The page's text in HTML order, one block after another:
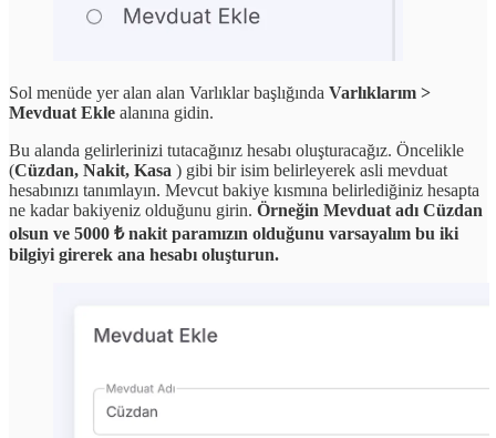
Sol menüde yer alan alan Varlıklar başlığında Varlıklarım >
Mevduat Ekle alanına gidin.
Bu alanda gelirlerinizi tutacağınız hesabı oluşturacağız. Öncelikle
(Cüzdan, Nakit, Kasa ) gibi bir isim belirleyerek asli mevduat
hesabınızı tanımlayın. Mevcut bakiye kısmına belirlediğiniz hesapta
ne kadar bakiyeniz olduğunu girin. Örneğin Mevduat adı Cüzdan
olsun ve 5000 ₺ nakit paramızın olduğunu varsayalım bu iki
bilgiyi girerek ana hesabı oluşturun.